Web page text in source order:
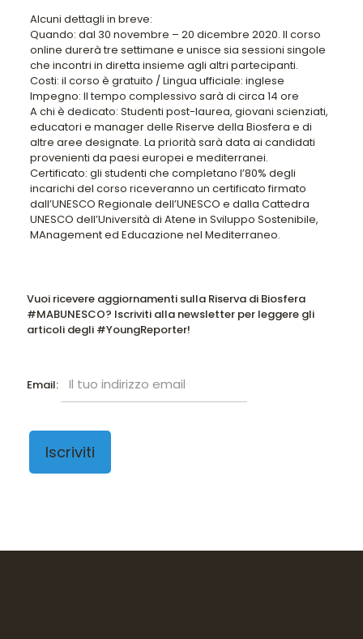
Alcuni dettagli in breve:
Quando: dal 30 novembre – 20 dicembre 2020. Il corso
online durerà tre settimane e unisce sia sessioni singole
che incontri in diretta insieme agli altri partecipanti.
Costi: il corso è gratuito / Lingua ufficiale: inglese
Impegno: Il tempo complessivo sarà di circa 14 ore
A chi è dedicato: Studenti post-laurea, giovani scienziati,
educatori e manager delle Riserve della Biosfera e di
altre aree designate. La priorità sarà data ai candidati
provenienti da paesi europei e mediterranei.
Certificato: gli studenti che completano l’80% degli
incarichi del corso riceveranno un certificato firmato
dall’UNESCO Regionale dell’UNESCO e dalla Cattedra
UNESCO dell’Università di Atene in Sviluppo Sostenibile,
MAnagement ed Educazione nel Mediterraneo.
Vuoi ricevere aggiornamenti sulla Riserva di Biosfera
#MABUNESCO? Iscriviti alla newsletter per leggere gli
articoli degli #YoungReporter!
Email: